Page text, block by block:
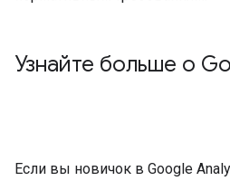
Узнайте больше о
Если вы новичок в Google